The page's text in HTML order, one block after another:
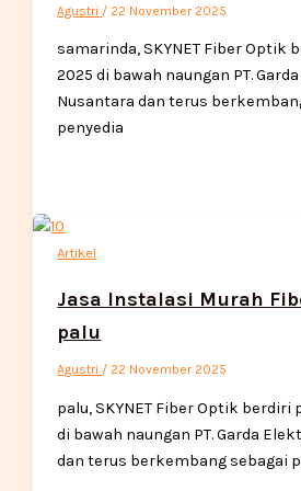
Agustri / 22 November 2025
samarinda, SKYNET Fiber Optik
2025 di bawah naungan PT.
Nusantara dan terus
penyedia
Artikel
Jasa Instalasi Murah
palu
Agustri / 22 November 2025
palu, SKYNET Fiber Optik berdiri
di bawah naungan PT. Garda
dan terus berkembang sebagai